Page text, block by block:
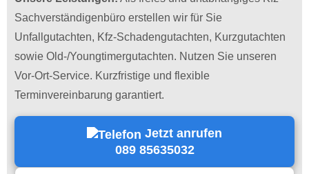
Sachverständigenbüro erstellen wir für Sie
Unfallgutachten, Kfz-Schadengutachten, Kurzgutachten
sowie Old-/Youngtimergutachten. Nutzen Sie unseren
Vor-Ort-Service. Kurzfristige und flexible
Terminvereinbarung garantiert.
Jetzt anrufen
089 85635032